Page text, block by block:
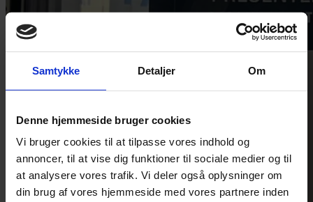
Samtykke Detaljer Om
Denne hjemmeside bruger cookies
Vi bruger cookies til at tilpasse vores indhold og
annoncer, til at vise dig funktioner til sociale medier og til
at analysere vores trafik. Vi deler også oplysninger om
din brug af vores hjemmeside med vores partnere inden